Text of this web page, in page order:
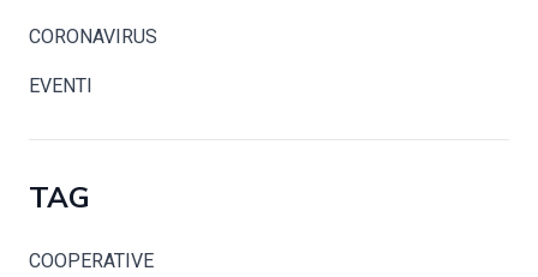
CORONAVIRUS
EVENTI
TAG
COOPERATIVE